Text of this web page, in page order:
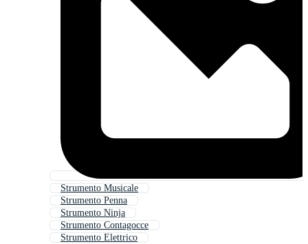
Strumento Musicale
Strumento Penna
Strumento Ninja
Strumento Contagocce
Strumento Elettrico